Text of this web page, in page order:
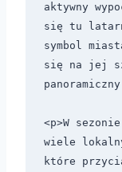
aktywny
się tu
symbol
się na jej
<p>W
wiele
które